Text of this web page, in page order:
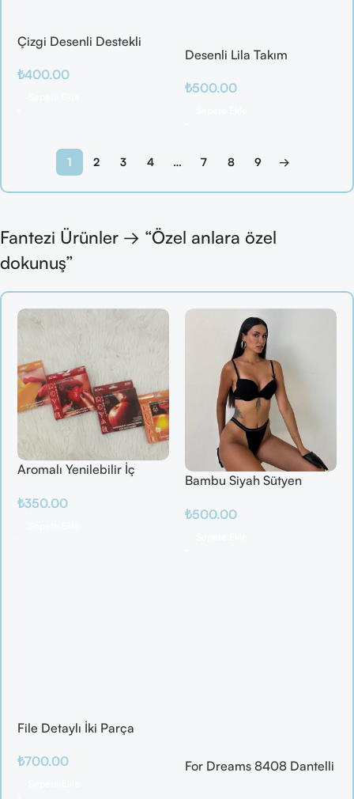
Çizgi Desenli Destekli
₺400.00
Desenli Lila Takım
₺500.00
1 2 3 4 … 7 8 9 →
Fantezi Ürünler → “Özel anlara özel
dokunuş”
Aromalı Yenilebilir İç
/ Elma / Portakal
₺350.00
Bambu Siyah Sütyen
₺500.00
File Detaylı İki Parça
₺700.00
For Dreams 8408 Dantelli